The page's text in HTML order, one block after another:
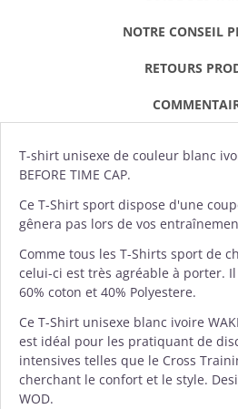
NOTRE CONSEIL
RETOURS
T-shirt unisexe de couleur blanc
BEFORE TIME CAP.
Ce T-Shirt sport dispose d'une
gênera pas lors de vos
Comme tous les T-Shirts sport de
celui-ci est très agréable à porter.
60% coton et 40% Polyestere.
Ce T-Shirt unisexe blanc ivoire
est idéal pour les pratiquant de
intensives telles que le Cross
cherchant le confort et le style.
WOD.